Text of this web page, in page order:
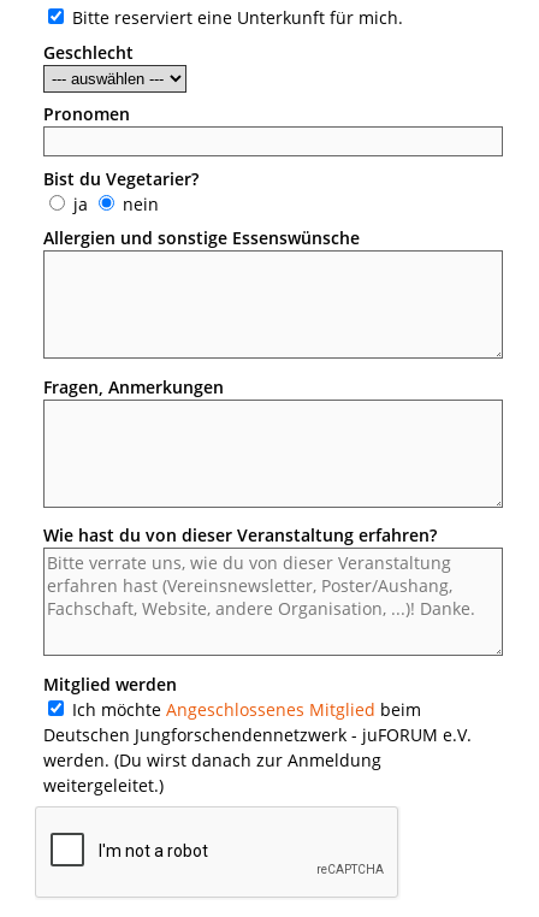
Bitte reserviert eine Unterkunft für mich.
Geschlecht
Pronomen
Bist du Vegetarier?
ja
nein
Allergien und sonstige Essenswünsche
Fragen, Anmerkungen
Wie hast du von dieser Veranstaltung erfahren?
Mitglied werden
Ich möchteAngeschlossenes Mitglied beim
Deutschen Jungforschendennetzwerk - juFORUM e.V.
werden. (Du wirst danach zur Anmeldung
weitergeleitet.)